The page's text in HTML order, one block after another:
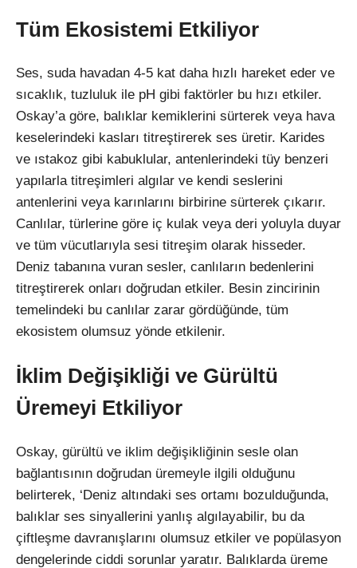
Tüm Ekosistemi Etkiliyor
Ses, suda havadan 4-5 kat daha hızlı hareket eder ve
sıcaklık, tuzluluk ile pH gibi faktörler bu hızı etkiler.
Oskay’a göre, balıklar kemiklerini sürterek veya hava
keselerindeki kasları titreştirerek ses üretir. Karides
ve ıstakoz gibi kabuklular, antenlerindeki tüy benzeri
yapılarla titreşimleri algılar ve kendi seslerini
antenlerini veya karınlarını birbirine sürterek çıkarır.
Canlılar, türlerine göre iç kulak veya deri yoluyla duyar
ve tüm vücutlarıyla sesi titreşim olarak hisseder.
Deniz tabanına vuran sesler, canlıların bedenlerini
titreştirerek onları doğrudan etkiler. Besin zincirinin
temelindeki bu canlılar zarar gördüğünde, tüm
ekosistem olumsuz yönde etkilenir.
İklim Değişikliği ve Gürültü
Üremeyi Etkiliyor
Oskay, gürültü ve iklim değişikliğinin sesle olan
bağlantısının doğrudan üremeyle ilgili olduğunu
belirterek, ‘Deniz altındaki ses ortamı bozulduğunda,
balıklar ses sinyallerini yanlış algılayabilir, bu da
çiftleşme davranışlarını olumsuz etkiler ve popülasyon
dengelerinde ciddi sorunlar yaratır. Balıklarda üreme